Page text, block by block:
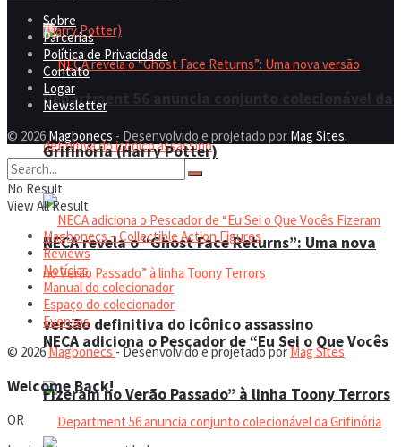
NECA revela o “Ghost Face Returns”: Uma nova
versão definitiva do icônico assassino
Department 56 anuncia conjunto colecionável da
Grifinória (Harry Potter)
NECA adiciona o Pescador de “Eu Sei o Que Vocês
Fizeram no Verão Passado” à linha Toony Terrors
Sobre
Parcerias
Política de Privacidade
Contato
Logar
Newsletter
© 2026 Magbonecs - Desenvolvido e projetado por Mag Sites.
No Result
View All Result
Magbonecs – Collectible Action Figures
Reviews
Notícias
Manual do colecionador
Espaço do colecionador
Eventos
© 2026Magbonecs- Desenvolvido e projetado porMag Sites.
Welcome Back!
OR